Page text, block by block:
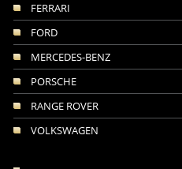
FERRARI
FORD
MERCEDES-BENZ
PORSCHE
RANGE ROVER
VOLKSWAGEN